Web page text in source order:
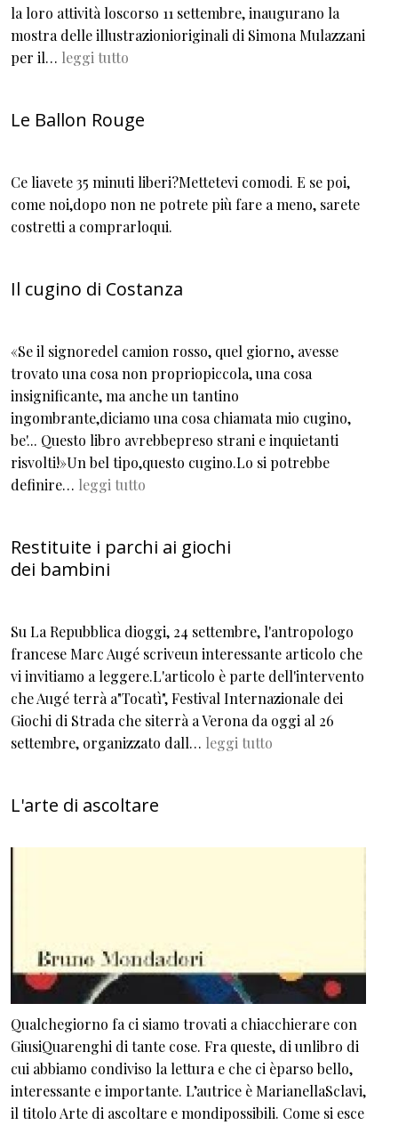
la loro attività loscorso 11 settembre, inaugurano la
mostra delle illustrazionioriginali di Simona Mulazzani
per il… leggi tutto
Le Ballon Rouge
Ce liavete 35 minuti liberi?Mettetevi comodi. E se poi,
come noi,dopo non ne potrete più fare a meno, sarete
costretti a comprarloqui.
Il cugino di Costanza
«Se il signoredel camion rosso, quel giorno, avesse
trovato una cosa non propriopiccola, una cosa
insignificante, ma anche un tantino
ingombrante,diciamo una cosa chiamata mio cugino,
be'... Questo libro avrebbepreso strani e inquietanti
risvolti!»Un bel tipo,questo cugino.Lo si potrebbe
definire… leggi tutto
Restituite i parchi ai giochi
dei bambini
Su La Repubblica dioggi, 24 settembre, l'antropologo
francese Marc Augé scriveun interessante articolo che
vi invitiamo a leggere.L'articolo è parte dell'intervento
che Augé terrà a"Tocatì", Festival Internazionale dei
Giochi di Strada che siterrà a Verona da oggi al 26
settembre, organizzato dall… leggi tutto
L'arte di ascoltare
Qualchegiorno fa ci siamo trovati a chiacchierare con
GiusiQuarenghi di tante cose. Fra queste, di unlibro di
cui abbiamo condiviso la lettura e che ci èparso bello,
interessante e importante. L’autrice è MarianellaSclavi,
il titolo Arte di ascoltare e mondipossibili. Come si esce